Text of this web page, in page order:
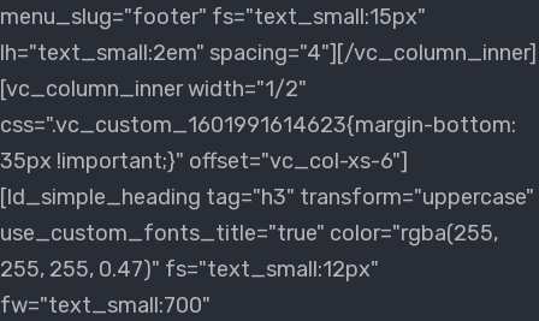
menu_slug="footer" fs="text_small:15px"
lh="text_small:2em" spacing="4"][/vc_column_inner]
[vc_column_inner width="1/2"
css=".vc_custom_1601991614623{margin-bottom:
35px !important;}" offset="vc_col-xs-6"]
[ld_simple_heading tag="h3" transform="uppercase"
use_custom_fonts_title="true" color="rgba(255,
255, 255, 0.47)" fs="text_small:12px"
fw="text_small:700"